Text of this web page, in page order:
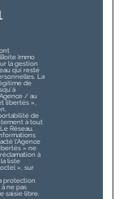
Immo
la gestion
qui reste
La
de
/ au
libertés »,
de
à tout
Réseau.
l'Agence
» ne
à
la liste
», sur
protection
ne pas
saisie libre.